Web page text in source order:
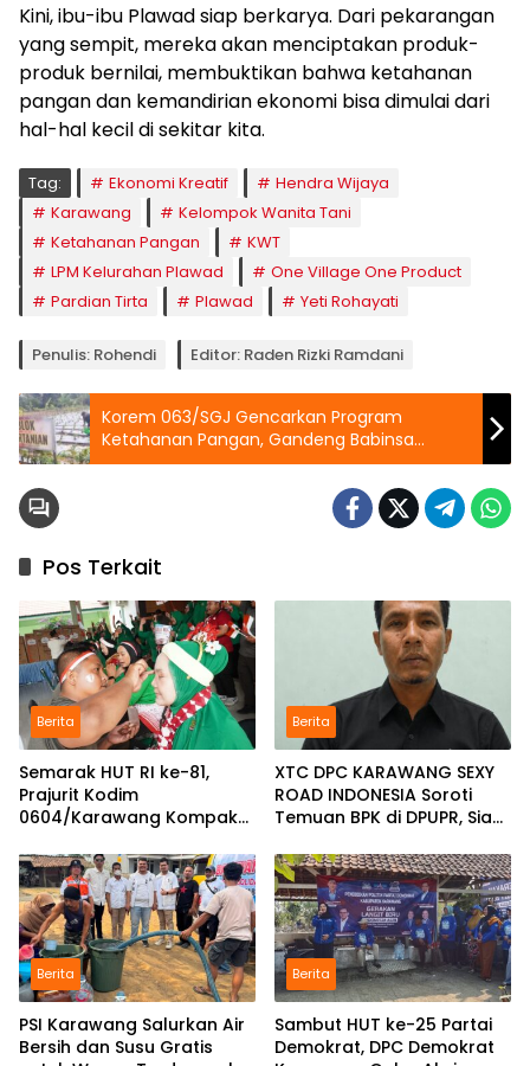
Kini, ibu-ibu Plawad siap berkarya. Dari pekarangan
yang sempit, mereka akan menciptakan produk-
produk bernilai, membuktikan bahwa ketahanan
pangan dan kemandirian ekonomi bisa dimulai dari
hal-hal kecil di sekitar kita.
Tag: Ekonomi Kreatif
Hendra Wijaya
Karawang
Kelompok Wanita Tani
Ketahanan Pangan
KWT
LPM Kelurahan Plawad
One Village One Product
Pardian Tirta
Plawad Yeti Rohayati
Penulis: Rohendi Editor: Raden Rizki Ramdani
Korem 063/SGJ Gencarkan Program
Ketahanan Pangan, Gandeng Babinsa
sebagai Profesor Pertanian
Pos Terkait
Berita
Semarak HUT RI ke-81,
Prajurit Kodim
0604/Karawang Kompak
Berita
XTC DPC KARAWANG SEXY
ROAD INDONESIA Soroti
Temuan BPK di DPUPR, Siap
ke Kejati
Berita
PSI Karawang Salurkan Air
Bersih dan Susu Gratis
Berita
Sambut HUT ke-25 Partai
Demokrat, DPC Demokrat